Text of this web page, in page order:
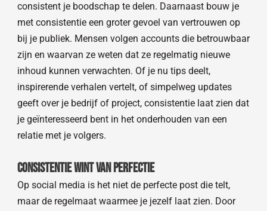
consistent je boodschap te delen. Daarnaast bouw je
met consistentie een groter gevoel van vertrouwen op
bij je publiek. Mensen volgen accounts die betrouwbaar
zijn en waarvan ze weten dat ze regelmatig nieuwe
inhoud kunnen verwachten. Of je nu tips deelt,
inspirerende verhalen vertelt, of simpelweg updates
geeft over je bedrijf of project, consistentie laat zien dat
je geïnteresseerd bent in het onderhouden van een
relatie met je volgers.
Consistentie wint van perfectie
Op social media is het niet de perfecte post die telt,
maar de regelmaat waarmee je jezelf laat zien. Door